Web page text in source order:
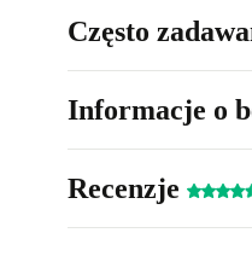
Często
Informacje o
Recenzje